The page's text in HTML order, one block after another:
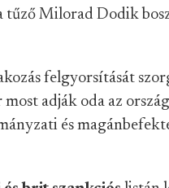
tűző Milorad Dodik
felgyorsítását
adják oda az
és